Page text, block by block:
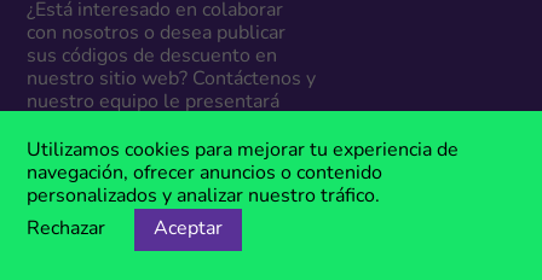
¿Está interesado en colaborar
con nosotros o desea publicar
sus códigos de descuento en
nuestro sitio web? Contáctenos y
nuestro equipo le presentará
necesidades. Estamos
disponibles todos los días en:
info@megacupones.pe
Marketing
Utilizamos cookies para mejorar tu experiencia de
navegación, ofrecer anuncios o contenido
personalizados y analizar nuestro tráfico.
Rechazar
Aceptar